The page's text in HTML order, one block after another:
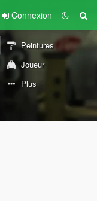
Connexion
Peintures
Joueur
Plus